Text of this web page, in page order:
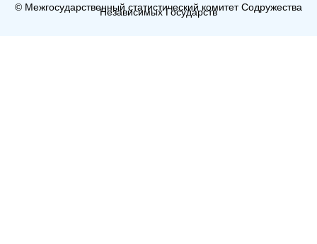
© Межгосударственный статистический комитет Содружества
Независимых Государств